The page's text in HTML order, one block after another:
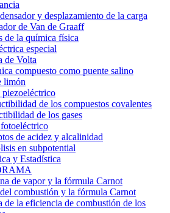
y desplazamiento de la carga
de Van de Graaff
de la química física
especial
de Volta
compuesto como puente salino
limón
piezoeléctrico
de los compuestos covalentes
de los gases
de acidez y alcalinidad
en subpotential
y Estadística
de vapor y la fórmula Carnot
combustión y la fórmula Carnot
de la eficiencia de combustión de los